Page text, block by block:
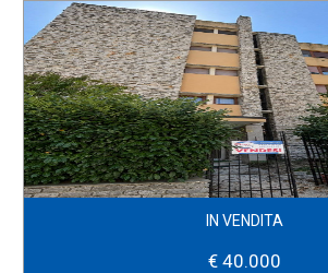
IN VENDITA
€ 40.000